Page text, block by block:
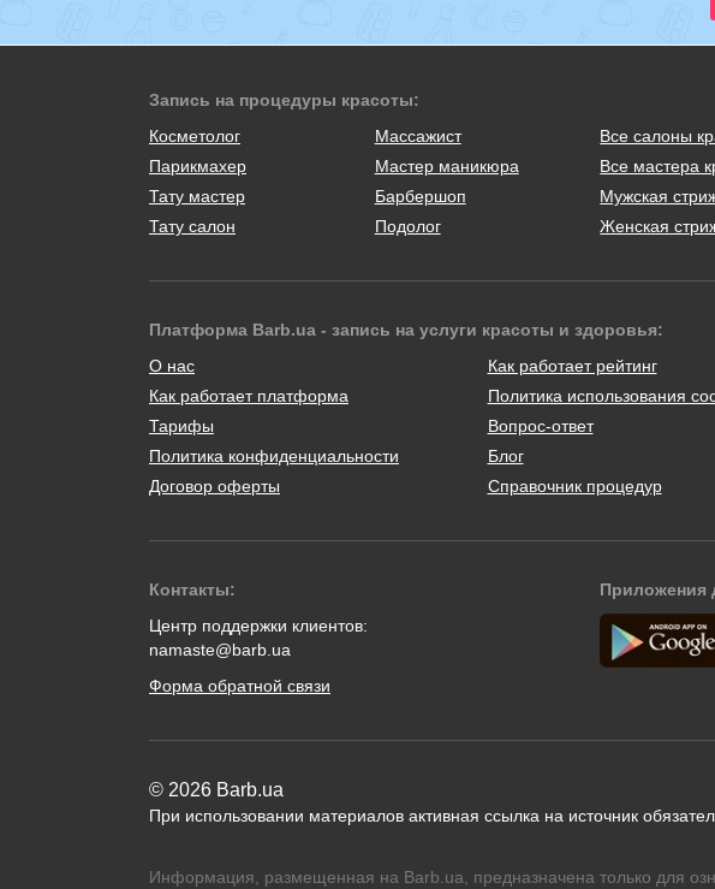
Запись на процедуры красоты:
Косметолог
Массажист
Парикмахер
Мастер маникюра
Тату мастер
Барбершоп
Тату салон
Подолог
Все салоны
Все мастера
Мужская
Женская
Платформа Barb.ua - запись на услуги красоты и здоровья:
О нас
Как работает платформа
Тарифы
Политика конфиденциальности
Договор оферты
Как работает рейтинг
Политика использования
Вопрос-ответ
Блог
Справочник процедур
Контакты:
Центр поддержки клиентов:
namaste@barb.ua
Форма обратной связи
Приложения
© 2026 Barb.ua
При использовании материалов активная ссылка на источник
Информация, размещенная на Barb.ua, предназначена только для